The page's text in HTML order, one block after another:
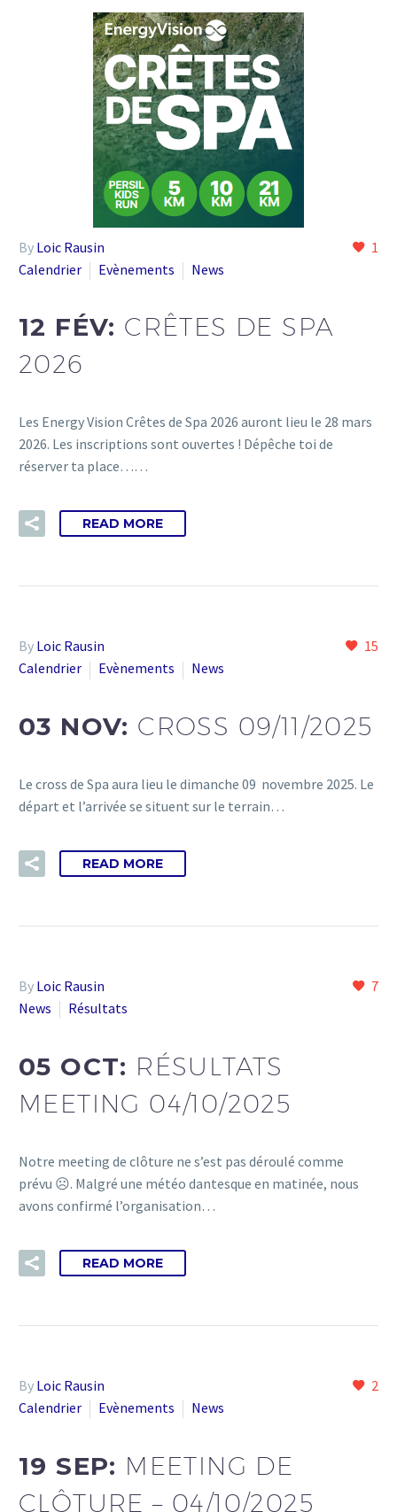
1
By Loic Rausin
Calendrier
Evènements News
12 FÉV: CRÊTES DE SPA
2026
Les Energy Vision Crêtes de Spa 2026 auront lieu le 28 mars
2026. Les inscriptions sont ouvertes ! Dépêche toi de
réserver ta place……
READ MORE
15
By Loic Rausin
Calendrier
Evènements News
03 NOV: CROSS 09/11/2025
Le cross de Spa aura lieu le dimanche 09 novembre 2025. Le
départ et l’arrivée se situent sur le terrain…
READ MORE
7
By Loic Rausin
News
Résultats
05 OCT: RÉSULTATS
MEETING 04/10/2025
Notre meeting de clôture ne s’est pas déroulé comme
prévu ☹. Malgré une météo dantesque en matinée, nous
avons confirmé l’organisation…
READ MORE
2
By Loic Rausin
Calendrier
Evènements News
19 SEP: MEETING DE
CLÔTURE – 04/10/2025